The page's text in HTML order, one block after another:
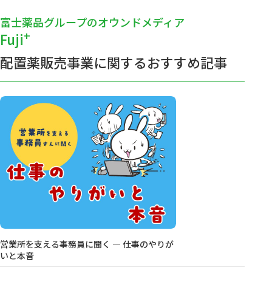
富士薬品グループのオウンドメディア
Fuji+
配置薬販売事業に関するおすすめ記事
営業所を支える事務員に聞く ― 仕事のやりが
いと本音